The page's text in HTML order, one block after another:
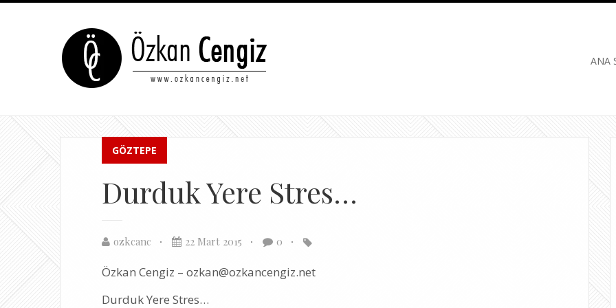
ANA
GÖZTEPE
Durduk Yere Stres…
ozkcanc 22 Mart 2015 0
Özkan Cengiz – ozkan@ozkancengiz.net
Durduk Yere Stres…